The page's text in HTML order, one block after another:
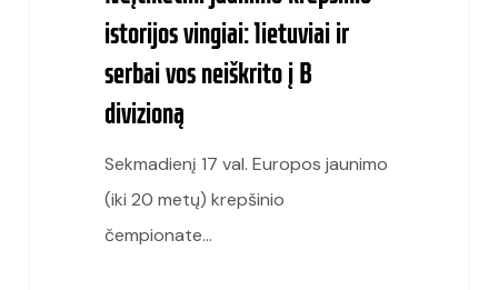
istorijos vingiai: lietuviai ir
serbai vos neiškrito į B
divizioną
Sekmadienį 17 val. Europos jaunimo
(iki 20 metų) krepšinio
čempionate…